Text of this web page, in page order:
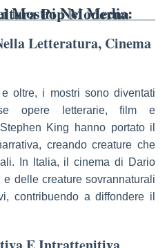
Folklore Alla Cultura Pop Moderna
Letteratura, Cinema
oltre, i mostri sono diventati
opere letterarie, film e
King hanno portato il
creando creature che
In Italia, il cinema di Dario
delle creature sovrannaturali
contribuendo a diffondere il